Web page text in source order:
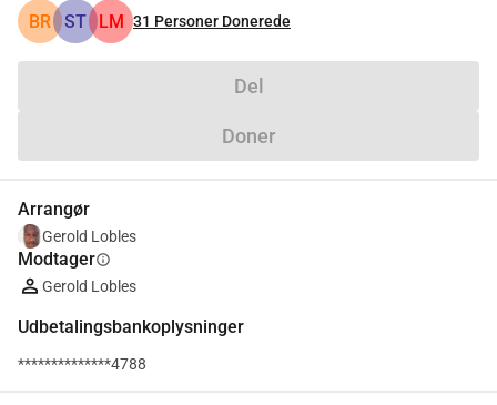
BR ST LM 31 Personer Donerede
Del
Doner
Arrangør
Gerold Lobles
Modtagerinfo
Gerold Lobles
Udbetalingsbankoplysninger
**************4788